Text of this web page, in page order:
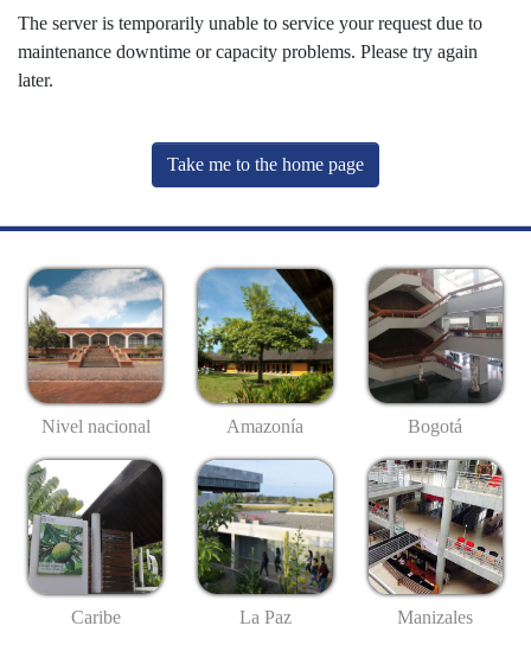
The server is temporarily unable to service your request due to
maintenance downtime or capacity problems. Please try again
later.
Take me to the home page
Nivel nacional Amazonía Bogotá
Caribe La Paz Manizales